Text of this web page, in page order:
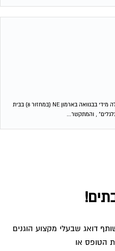
ישנם יועצים המתייחסים לחוסר או בליטה גדולה מידי בבגוואה בארמון NE (במחזור 8) בבית
, והמתקשר...
דואג שבעלי מקצוע הוגנים
הטופס אולחץ לשליחת הודעת